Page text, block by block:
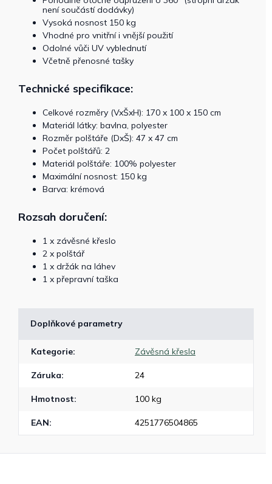
není součástí dodávky)
Vysoká nosnost 150 kg
Vhodné pro vnitřní i vnější použití
Odolné vůči UV vyblednutí
Včetně přenosné tašky
Technické specifikace:
Celkové rozměry (VxŠxH): 170 x 100 x 150 cm
Materiál látky: bavlna, polyester
Rozměr polštáře (DxŠ): 47 x 47 cm
Počet polštářů: 2
Materiál polštáře: 100% polyester
Maximální nosnost: 150 kg
Barva: krémová
Rozsah doručení:
1 x závěsné křeslo
2 x polštář
1 x držák na láhev
1 x přepravní taška
Doplňkové parametry
Kategorie: Závěsná křesla
Záruka: 24
Hmotnost: 100 kg
EAN: 4251776504865